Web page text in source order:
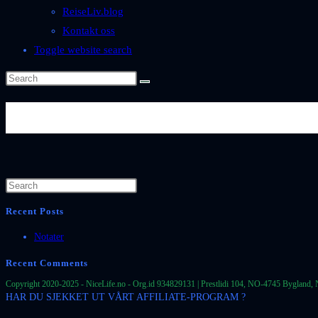
ReiseLiv.blog
Kontakt oss
Toggle website search
Recent Posts
Notater
Recent Comments
Copyright 2020-2025 - NiceLife.no - Org.id 934829131 | Prestlidi 104, NO-4745
HAR DU SJEKKET UT VÅRT AFFILIATE-PROGRAM ?